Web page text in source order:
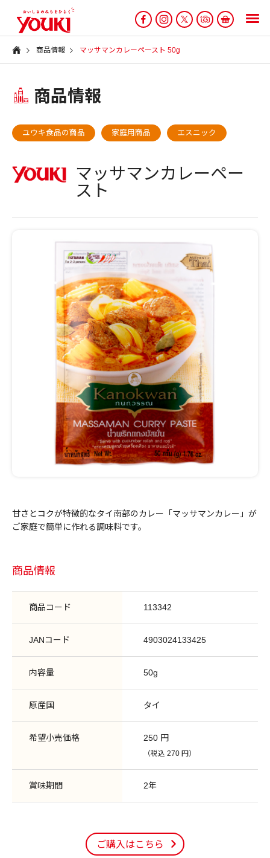
商品情報 マッサマンカレーペースト 50g
商品情報
ユウキ食品の商品 家庭用商品 エスニック
マッサマンカレーペー
スト
甘さとコクが特徴的なタイ南部のカレー「マッサマンカレー」が
ご家庭で簡単に作れる調味料です。
商品情報
商品コード 113342
JANコード 4903024133425
内容量 50g
原産国 タイ
希望小売価格 250 円
（税込 270 円）
賞味期間 2年
ご購入はこちら